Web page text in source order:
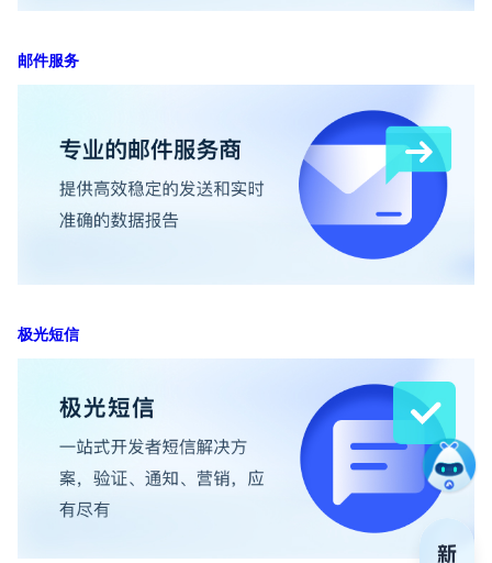
邮件服务
极光短信
400-
服务时
9:30-
技
安